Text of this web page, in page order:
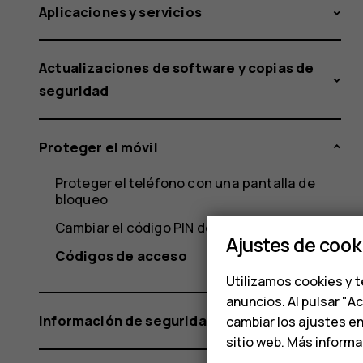
Aplicaciones y servicios
Actualizaciones de software y copias de
seguridad
Proteger el móvil
Proteger el teléfono con una pantalla de
bloqueo
Cambiar el código PIN de la tarjeta SIM
Códigos de acceso
Información de seguridad y del producto
Ajustes de
Utilizamos cookies y
anuncios. Al pulsar
cambiar los ajustes
sitio web. Más